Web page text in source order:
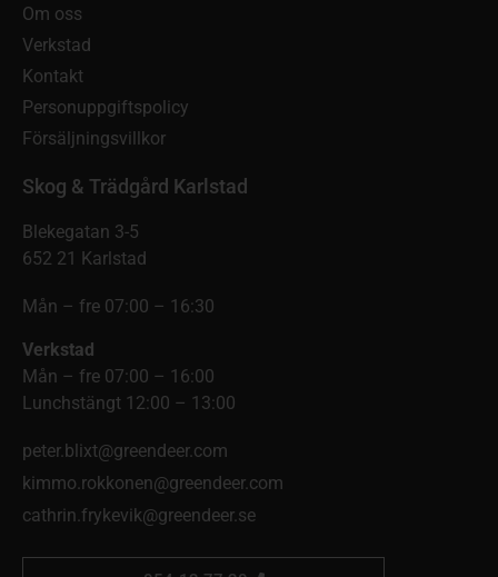
Om oss
Verkstad
Kontakt
Personuppgiftspolicy
Försäljningsvillkor
Skog & Trädgård Karlstad
Blekegatan 3-5
652 21 Karlstad
Mån – fre 07:00 – 16:30
Verkstad
Mån – fre 07:00 – 16:00
Lunchstängt 12:00 – 13:00
peter.blixt@greendeer.com
kimmo.rokkonen@greendeer.com
cathrin.frykevik@greendeer.se